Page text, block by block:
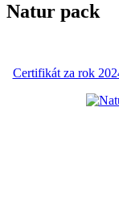
Natur pack
Certifikát za rok